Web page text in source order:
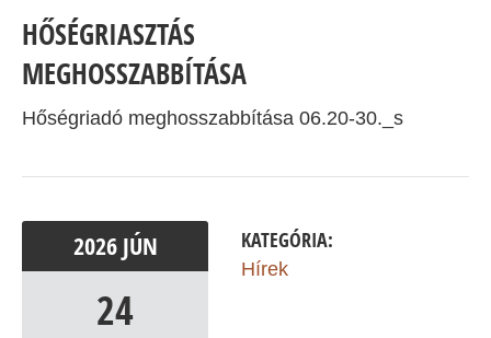
HŐSÉGRIASZTÁS
MEGHOSSZABBÍTÁSA
Hőségriadó meghosszabbítása 06.20-30._s
2026 JÚN
24
KATEGÓRIA:
Hírek